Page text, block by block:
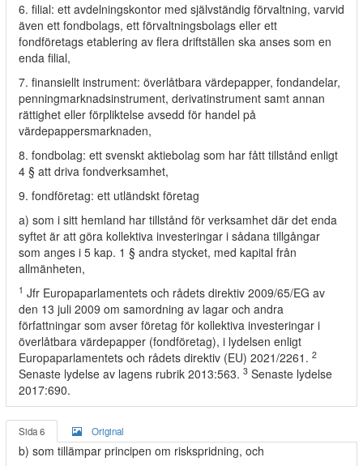
6. filial: ett avdelningskontor med självständig förvaltning, varvid
även ett fondbolags, ett förvaltningsbolags eller ett
fondföretags etablering av flera driftställen ska anses som en
enda filial,
7. finansiellt instrument: överlåtbara värdepapper, fondandelar,
penningmarknadsinstrument, derivatinstrument samt annan
rättighet eller förpliktelse avsedd för handel på
värdepappersmarknaden,
8. fondbolag: ett svenskt aktiebolag som har fått tillstånd enligt
4 § att driva fondverksamhet,
9. fondföretag: ett utländskt företag
a) som i sitt hemland har tillstånd för verksamhet där det enda
syftet är att göra kollektiva investeringar i sådana tillgångar
som anges i 5 kap. 1 § andra stycket, med kapital från
allmänheten,
1 Jfr Europaparlamentets och rådets direktiv 2009/65/EG av
den 13 juli 2009 om samordning av lagar och andra
författningar som avser företag för kollektiva investeringar i
överlåtbara värdepapper (fondföretag), i lydelsen enligt
Europaparlamentets och rådets direktiv (EU) 2021/2261. 2
Senaste lydelse av lagens rubrik 2013:563. 3 Senaste lydelse
2017:690.
Sida 6 Original
b) som tillämpar principen om riskspridning, och